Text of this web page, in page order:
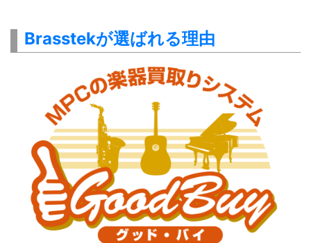
Brasstekが選ばれる理由